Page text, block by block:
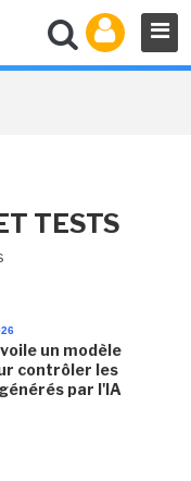
TESTS
un modèle
contrôler les
par l'IA